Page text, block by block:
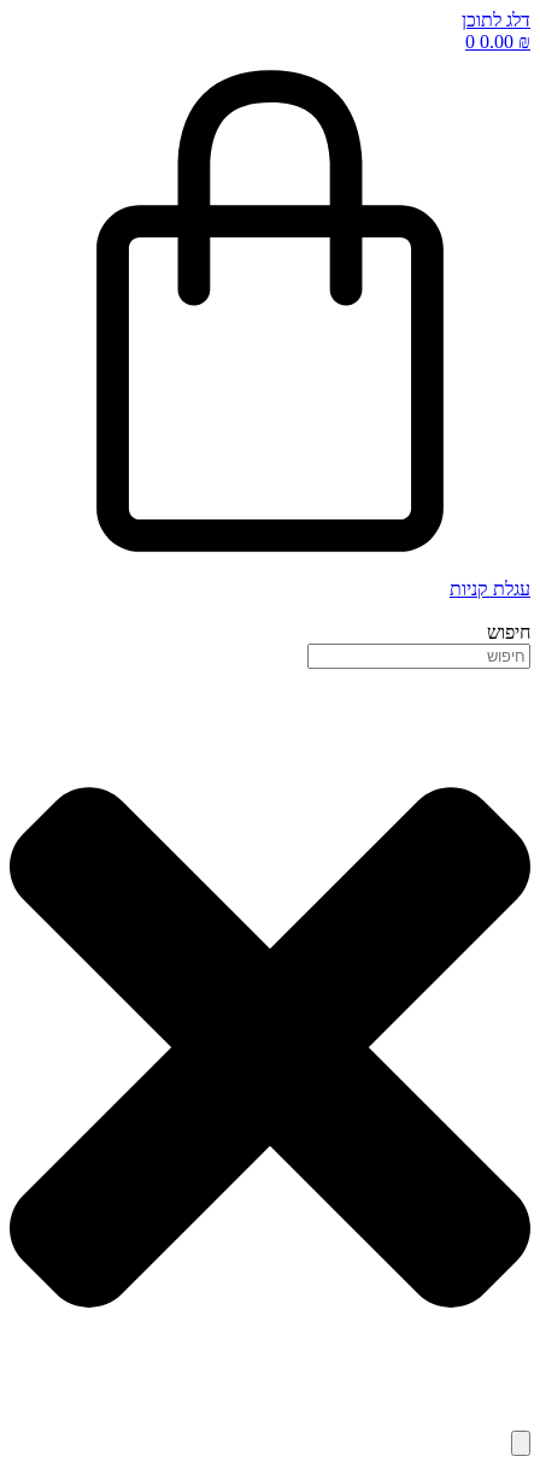
דלג לתוכן
0.00 ₪
0
עגלת קניות
חיפוש